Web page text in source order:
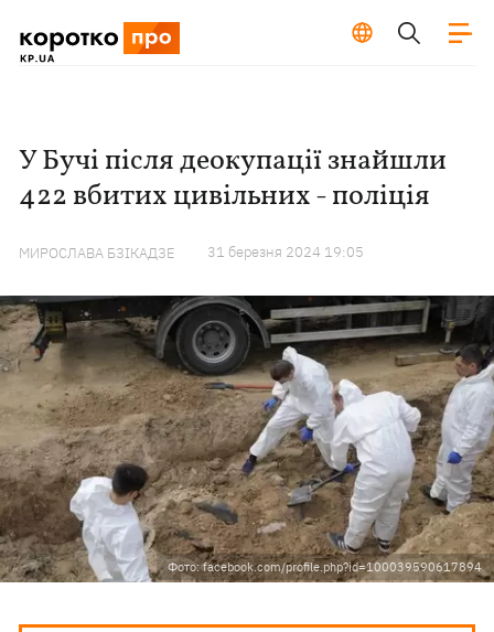
У Бучі після деокупації знайшли
422 вбитих цивільних - поліція
МИРОСЛАВА БЗІКАДЗЕ 31 березня 2024 19:05
Фото: facebook.com/profile.php?id=100039590617894